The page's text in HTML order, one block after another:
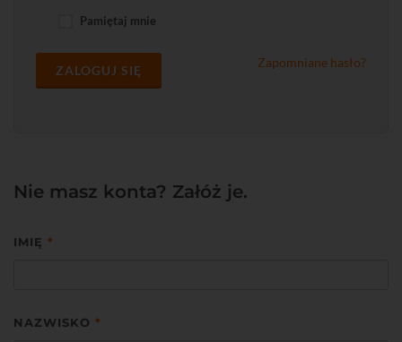
Pamiętaj mnie
ZALOGUJ SIĘ
Zapomniane hasło?
Nie masz konta? Załóż je.
IMIĘ *
NAZWISKO *